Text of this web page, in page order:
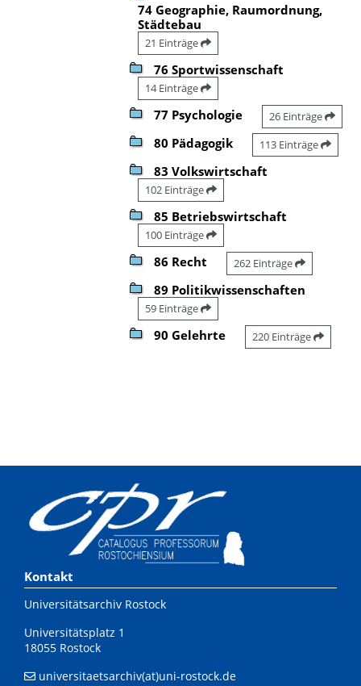
74 Geographie, Raumordnung,
Städtebau
21 Einträge
76 Sportwissenschaft
14 Einträge
77 Psychologie 26 Einträge
80 Pädagogik 113 Einträge
83 Volkswirtschaft
102 Einträge
85 Betriebswirtschaft
100 Einträge
86 Recht 262 Einträge
89 Politikwissenschaften
59 Einträge
90 Gelehrte 220 Einträge
Kontakt
Universitätsarchiv Rostock
Universitätsplatz 1
18055 Rostock
universitaetsarchiv(at)uni-rostock.de